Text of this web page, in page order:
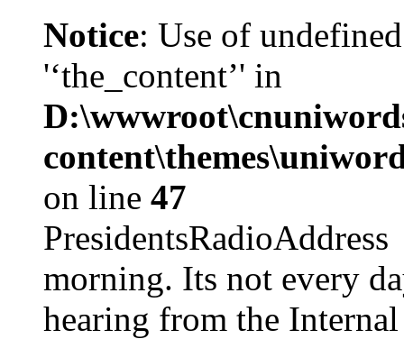
Notice: Use of
'‘the_content’' in
on line 47
morning. Its not every
hearing from the